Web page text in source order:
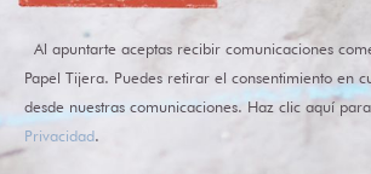
Al apuntarte aceptas recibir comunicaciones
Papel Tijera. Puedes retirar el consentimiento en
desde nuestras comunicaciones. Haz clic aquí
Privacidad.